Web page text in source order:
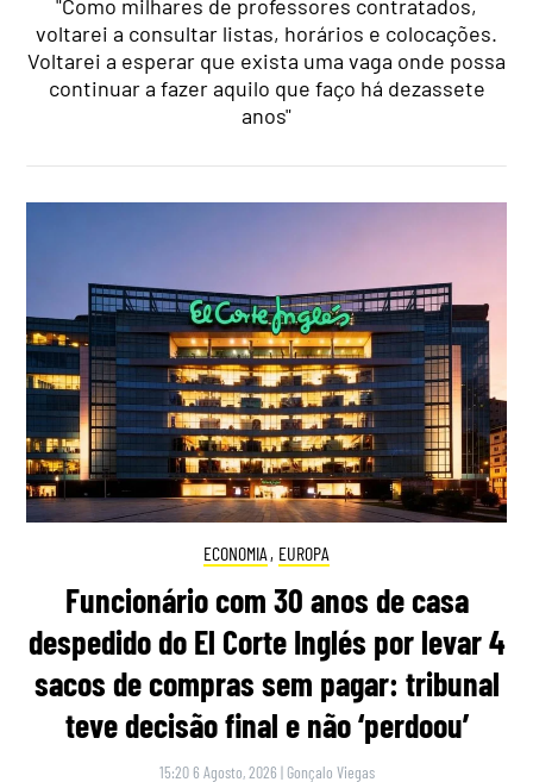
"Como milhares de professores contratados,
voltarei a consultar listas, horários e colocações.
Voltarei a esperar que exista uma vaga onde possa
continuar a fazer aquilo que faço há dezassete
anos"
ECONOMIA , EUROPA
Funcionário com 30 anos de casa
despedido do El Corte Inglés por levar 4
sacos de compras sem pagar: tribunal
teve decisão final e não ‘perdoou’
15:20 6 Agosto, 2026 | Gonçalo Viegas